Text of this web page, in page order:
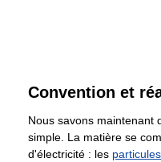
Convention et
Nous savons maintenant
simple. La matière se
d'électricité : les particules